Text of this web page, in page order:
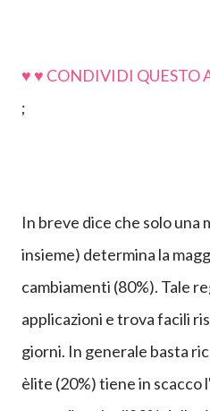
♥ ♥ CONDIVIDI QUESTO
;
In breve dice che solo una
insieme) determina la
cambiamenti (80%). Tale
applicazioni e trova facili
giorni. In generale basta
èlite (20%) tiene in scacco